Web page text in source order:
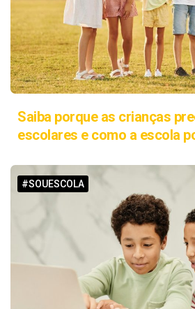
Saiba porque as crianças
escolares e como a escola
#SOUESCOLA